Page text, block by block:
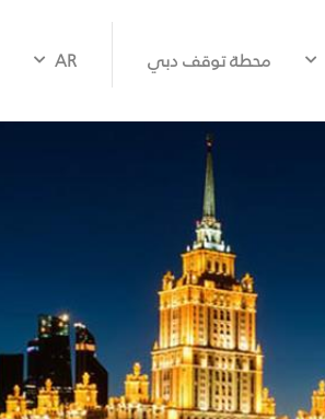
محطة توقف دبي AR